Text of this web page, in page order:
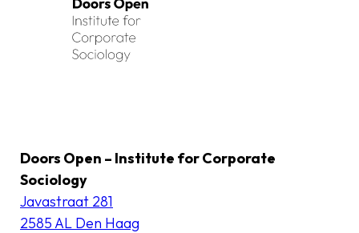
Doors Open – Institute for Corporate
Sociology
Javastraat 281
2585 AL Den Haag